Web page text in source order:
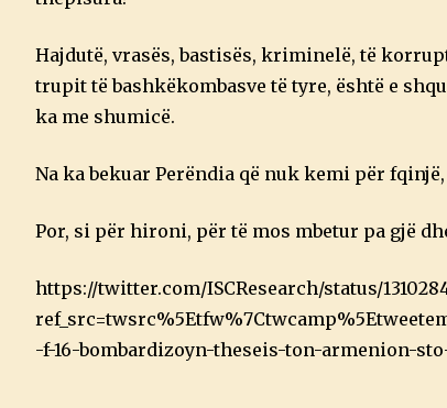
Hajdutë, vrasës, bastisës, kriminelë, të
trupit të bashkëkombasve të tyre, është e
ka me shumicë.
Na ka bekuar Perëndia që nuk kemi për
Por, si për hironi, për të mos mbetur pa gjë
https://twitter.com/ISCResearch/status/
-f-16-bombardizoyn-theseis-ton-armenion-